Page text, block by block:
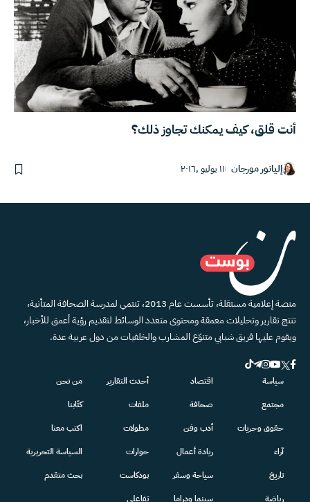
أنت قلق، كيف يمكنك تجاوز ذلك؟
إليانور مورجان ١١ يوليو ,٢٠١٦
منصة إعلامية مستقلة، تأسست عام 2013، تنتمي لمدرسة الصحافة المتأنية،
تنتج تقارير وتحليلات معمقة ومحتوى متعدد الوسائط لتقديم رؤية أعمق للأخبار،
ويقوم عليها فريق شبابي متنوّع المشارب والخلفيات من دول عربية عدة.
سياسة
مجتمع
حقوق وحريات
آراء
تاريخ
رياضة
اقتصاد
صحافة
أدب وفن
ريادة أعمال
سياحة وسفر
سينما ودراما
أحدث التقارير
ملفات
مطولات
حوارات
بودكاست
تفاعلي
من نحن
كتّابنا
اكتب معنا
السياسة التحريرية
بحث متقدم